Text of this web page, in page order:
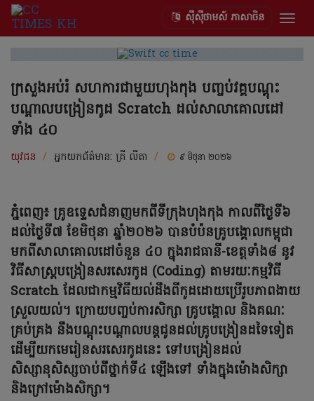
ស៊ីស៊ីថាមស៍ ភាសាចិន
ក្រសួងអប់រំ សហការជាមួយហុងកុង បញ្ចប់វគ្គបណ្តុះ
បណ្តាលបង្រៀនកូដ Scratch ដល់សាលាគោលដៅ
ទាំង ៤០
យុវជន / អ្នកយកព័ត៌មាន: គ្រី លីតា / ៩ មិថុនា ២០២៦
ភ្នំពេញ៖ គ្រូឧទ្ទេសជំនាញមកពីទីក្រុងហុងកុង កាលពីថ្ងៃទី៦
ដល់ថ្ងៃទី៧ ខែមិថុនា ឆ្នាំ២០២៦ បានបំប៉នគ្រូបង្គោលកម្ពុជា
មកពីសាលាគោលដៅចំនួន ៤០ ក្នុងរាជធានី-ខេត្តទាំង៨ នូវ
វិធីសាស្ត្របង្រៀនសរសេរកូដ (Coding) តាមរយៈកម្មវិធី
Scratch ដែលជាកម្មវិធីយល់ដឹងពីកូដដោយប្រើរូបភាពងាយ
ស្រួលយល់។ ក្រោយបញ្ចប់ការសិក្សា គ្រូបង្គោល និងគណៈ
គ្រប់គ្រង នឹងបណ្តុះបណ្តាលបន្តជូនដល់គ្រូបង្រៀនដទៃទៀត
ដើម្បីយកមេរៀនសរសេរកូដនេះ ទៅបង្រៀនដល់
សិស្សានុសិស្សចាប់ពីថ្នាក់ទី៤ ឡើងទៅ ទាំងក្នុងម៉ោងសិក្សា
និងក្រៅម៉ោងសិក្សា។